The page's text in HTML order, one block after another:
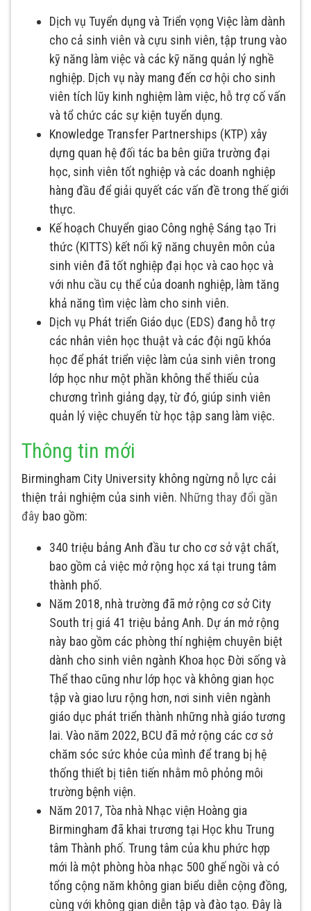
Dịch vụ Tuyển dụng và Triển vọng Việc làm dành
cho cả sinh viên và cựu sinh viên, tập trung vào
kỹ năng làm việc và các kỹ năng quản lý nghề
nghiệp. Dịch vụ này mang đến cơ hội cho sinh
viên tích lũy kinh nghiệm làm việc, hỗ trợ cố vấn
và tổ chức các sự kiện tuyển dụng.
Knowledge Transfer Partnerships (KTP) xây
dựng quan hệ đối tác ba bên giữa trường đại
học, sinh viên tốt nghiệp và các doanh nghiệp
hàng đầu để giải quyết các vấn đề trong thế giới
thực.
Kế hoạch Chuyển giao Công nghệ Sáng tạo Tri
thức (KITTS) kết nối kỹ năng chuyên môn của
sinh viên đã tốt nghiệp đại học và cao học và
với nhu cầu cụ thể của doanh nghiệp, làm tăng
khả năng tìm việc làm cho sinh viên.
Dịch vụ Phát triển Giáo dục (EDS) đang hỗ trợ
các nhân viên học thuật và các đội ngũ khóa
học để phát triển việc làm của sinh viên trong
lớp học như một phần không thể thiếu của
chương trình giảng dạy, từ đó, giúp sinh viên
quản lý việc chuyển từ học tập sang làm việc.
Thông tin mới
Birmingham City University không ngừng nỗ lực cải
thiện trải nghiệm của sinh viên. Những thay đổi gần
đây bao gồm:
340 triệu bảng Anh đầu tư cho cơ sở vật chất,
bao gồm cả việc mở rộng học xá tại trung tâm
thành phố.
Năm 2018, nhà trường đã mở rộng cơ sở City
South trị giá 41 triệu bảng Anh. Dự án mở rộng
này bao gồm các phòng thí nghiệm chuyên biệt
dành cho sinh viên ngành Khoa học Đời sống và
Thể thao cũng như lớp học và không gian học
tập và giao lưu rộng hơn, nơi sinh viên ngành
giáo dục phát triển thành những nhà giáo tương
lai. Vào năm 2022, BCU đã mở rộng các cơ sở
chăm sóc sức khỏe của mình để trang bị hệ
thống thiết bị tiên tiến nhằm mô phỏng môi
trường bệnh viện.
Năm 2017, Tòa nhà Nhạc viện Hoàng gia
Birmingham đã khai trương tại Học khu Trung
tâm Thành phố. Trung tâm của khu phức hợp
mới là một phòng hòa nhạc 500 ghế ngồi và có
tổng cộng năm không gian biểu diễn cộng đồng,
cùng với không gian diễn tập và đào tạo. Đây là